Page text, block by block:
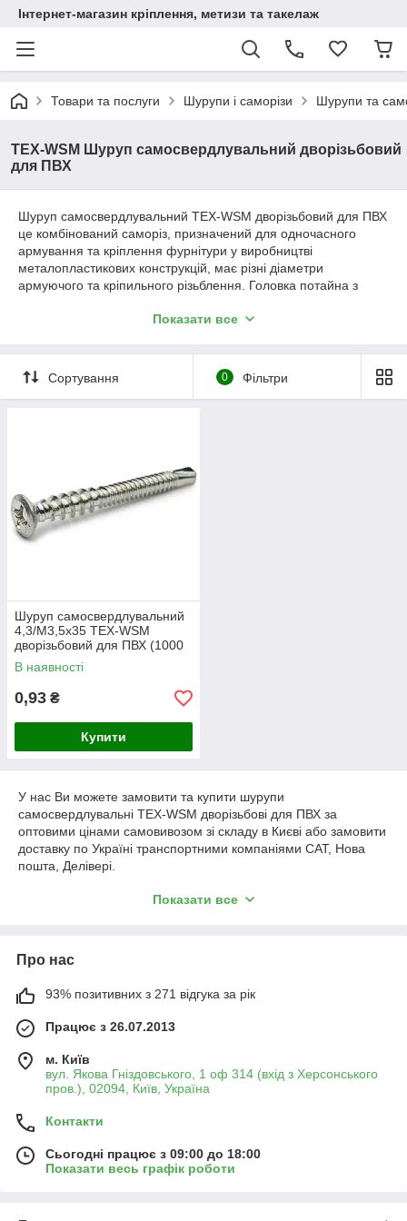
Інтернет-магазин кріплення, метизи та такелаж
Товари та послуги Шурупи і саморізи Шурупи та
TEX-WSM Шуруп самосвердлувальний дворізьбовий
для ПВХ
Шуруп самосвердлувальний TEX-WSM дворізьбовий для ПВХ
це комбінований саморіз, призначений для одночасного
армування та кріплення фурнітури у виробництві
металопластикових конструкцій, має різні діаметри
армуючого та кріпильного різьблення. Головка потайна з
не вимагає попереднього свердління. Виготовляються
обробку цинком, для захисту від корозії.
Показати все
Сортування 0 Фільтри
Шуруп самосвердлувальний
4,3/М3,5х35 TEX-WSM
дворізьбовий для ПВХ (1000
шт/уп)
В наявності
0,93 ₴
Купити
У нас Ви можете замовити та купити шурупи
самосвердлувальні TEX-WSM дворізьбові для ПВХ за
оптовими цінами самовивозом зі складу в Києві або замовити
доставку по Україні транспортними компаніями САТ, Нова
пошта, Делівері.
відбувається кратно упаковкам залежно від розміру, питання
Показати все
Про нас
93% позитивних з 271 відгука за рік
Працює з 26.07.2013
м. Київ
вул. Якова Гніздовського, 1 оф 314 (вхід з Херсонського
пров.), 02094, Київ, Україна
Контакти
Сьогодні працює з 09:00 до 18:00
Показати весь графік роботи